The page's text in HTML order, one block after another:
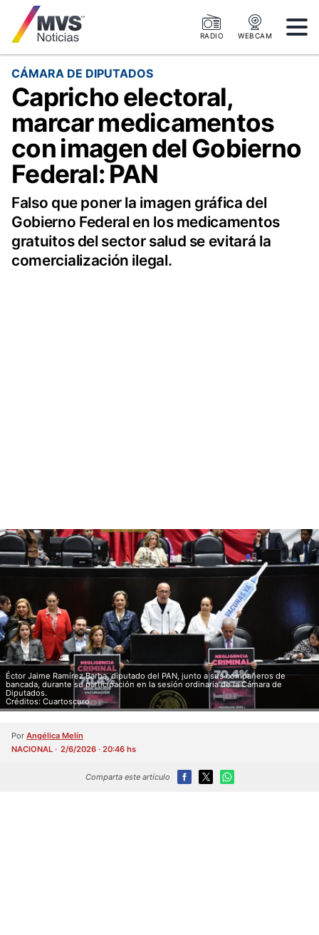
RADIO WEBCAM
CÁMARA DE DIPUTADOS
Capricho electoral,
marcar medicamentos
con imagen del Gobierno
Federal: PAN
Falso que poner la imagen gráfica del
Gobierno Federal en los medicamentos
gratuitos del sector salud se evitará la
comercialización ilegal.
Éctor Jaime Ramírez Barba, diputado del PAN, junto a sus compañeros de
bancada, durante su participación en la sesión ordinaria de la Cámara de
Diputados.
Créditos: Cuartoscuro
Por Angélica Melín
NACIONAL
2/6/2026 · 20:46 hs
Comparta este artículo